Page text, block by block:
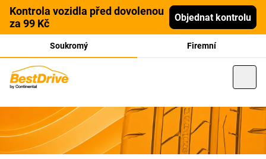
Kontrola vozidla před dovolenou
za 99 Kč
Objednat kontrolu
Soukromý Firemní